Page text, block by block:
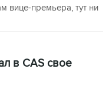
вице-премьера, тут ни
в CAS свое